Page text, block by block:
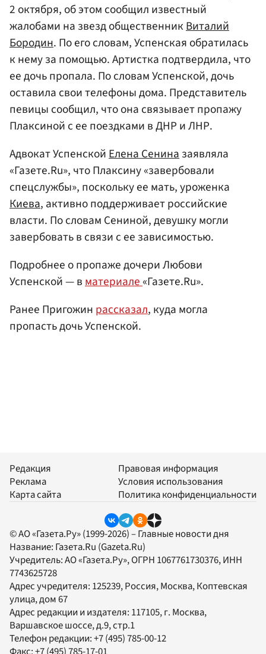
2 октября, об этом сообщил известный
жалобами на звезд общественникВиталий
Бородин. По его словам, Успенская обратилась
к нему за помощью. Артистка подтвердила, что
ее дочь пропала. По словам Успенской, дочь
оставила свои телефоны дома. Представитель
певицы сообщил, что она связывает пропажу
Плаксиной с ее поездками в ДНР и ЛНР.
Адвокат УспенскойЕлена Сениназаявляла
«Газете.Ru», что Плаксину «завербовали
спецслужбы», поскольку ее мать, уроженка
Киева, активно поддерживает российские
власти. По словам Сениной, девушку могли
завербовать в связи с ее зависимостью.
Подробнее о пропаже дочери Любови
Успенской — вматериале«Газете.Ru».
Ранее Пригожин рассказал, куда могла
пропасть дочь Успенской.
Редакция
Реклама
Карта сайта
Правовая информация
Условия использования
Политика конфиденциальности
© АО «Газета.Ру» (1999-2026) – Главные новости дня
Название: Газета.Ru (Gazeta.Ru)
Учредитель:АО «Газета.Ру», ОГРН 1067761730376, ИНН
7743625728
Адрес учредителя: 125239, Россия, Москва, Коптевская
улица, дом 67
Адрес редакции и издателя: 117105, г. Москва,
Варшавское шоссе, д.9, стр.1
Телефон редакции:+7 (495) 785-00-12